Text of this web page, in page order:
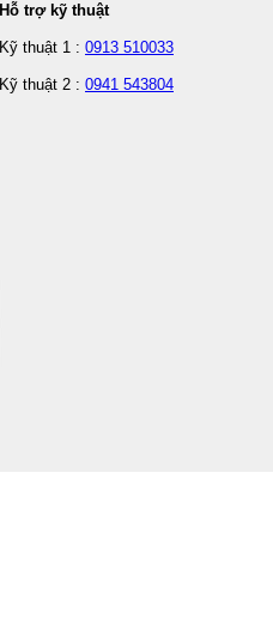
Hỗ trợ kỹ thuật
Kỹ thuật 1 : 0913 510033
Kỹ thuật 2 : 0941 543804